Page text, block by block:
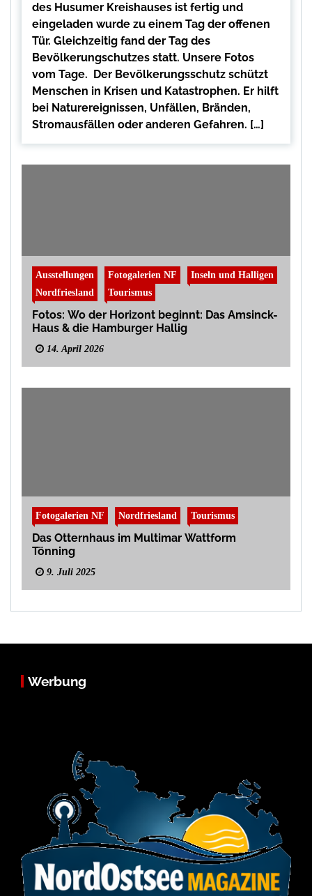
des Husumer Kreishauses ist fertig und
eingeladen wurde zu einem Tag der offenen
Tür. Gleichzeitig fand der Tag des
Bevölkerungschutzes statt. Unsere Fotos
vom Tage. Der Bevölkerungsschutz schützt
Menschen in Krisen und Katastrophen. Er hilft
bei Naturereignissen, Unfällen, Bränden,
Stromausfällen oder anderen Gefahren. […]
Ausstellungen Fotogalerien NF
Inseln und Halligen
Nordfriesland
Tourismus
Fotos: Wo der Horizont beginnt: Das Amsinck-
Haus & die Hamburger Hallig
14. April 2026
Fotogalerien NF Nordfriesland Tourismus
Das Otternhaus im Multimar Wattform
Tönning
9. Juli 2025
Werbung